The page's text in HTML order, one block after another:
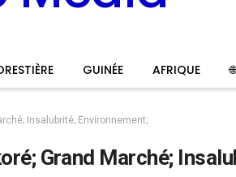
GUINÉE AFRIQUE
Insalubrité; Environnement;
Grand Marché;